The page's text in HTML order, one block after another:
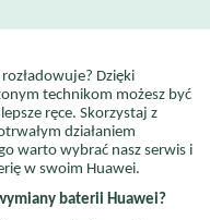
Dzięki
technikom możesz być
ręce. Skorzystaj z
działaniem
warto wybrać nasz serwis i
w swoim Huawei.
baterii Huawei?